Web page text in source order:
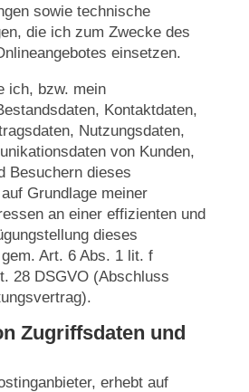
sowie technische
die ich zum Zwecke des
einsetzen.
ich, bzw. mein
Kontaktdaten,
Nutzungsdaten,
von Kunden,
Besuchern dieses
Grundlage meiner
an einer effizienten und
dieses
Art. 6 Abs. 1 lit. f
28 DSGVO (Abschluss
Zugriffsdaten und
erhebt auf